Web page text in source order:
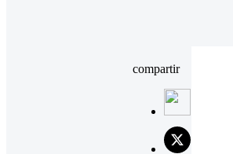
compartir